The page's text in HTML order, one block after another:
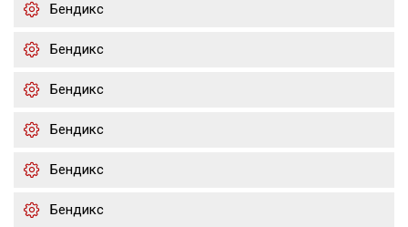
Бендикс
Бендикс
Бендикс
Бендикс
Бендикс
Бендикс